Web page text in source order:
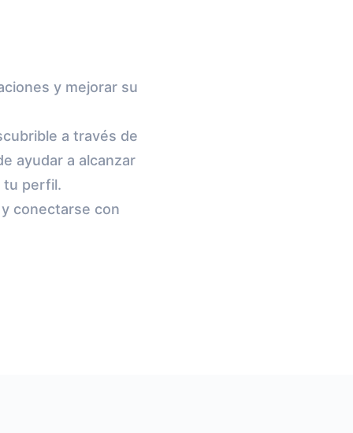
y mejorar su
a través de
ayudar a alcanzar
tu perfil.
conectarse con